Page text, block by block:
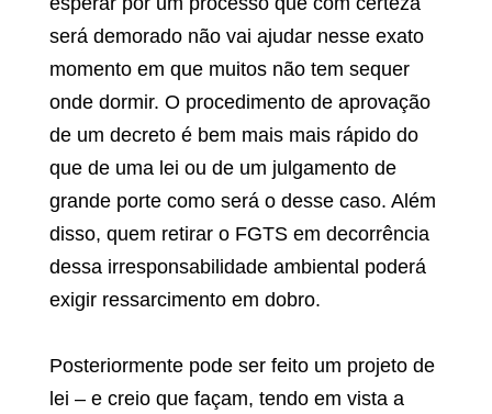
será demorado não vai ajudar nesse exato
momento em que muitos não tem sequer
onde dormir. O procedimento de aprovação
de um decreto é bem mais mais rápido do
que de uma lei ou de um julgamento de
grande porte como será o desse caso. Além
disso, quem retirar o FGTS em decorrência
dessa irresponsabilidade ambiental poderá
exigir ressarcimento em dobro.
Posteriormente pode ser feito um projeto de
lei – e creio que façam, tendo em vista a